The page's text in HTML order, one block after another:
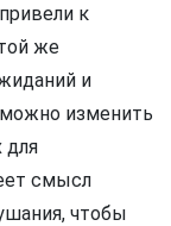
к
же
и
можно изменить
для
смысл
чтобы